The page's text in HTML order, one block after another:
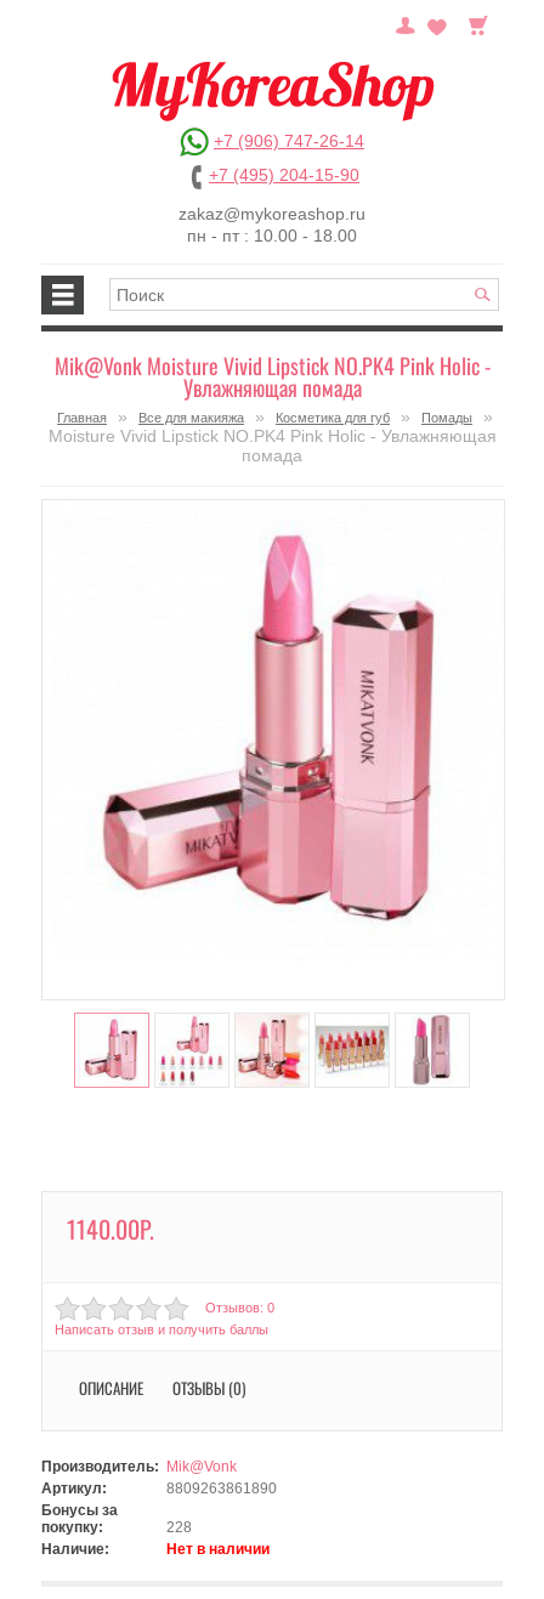
+7 (906) 747-26-14
+7 (495) 204-15-90
zakaz@mykoreashop.ru
пн - пт : 10.00 - 18.00
Mik@Vonk Moisture Vivid Lipstick NO.PK4 Pink Holic -
Увлажняющая помада
Главная » Все для макияжа » Косметика для губ » Помады
»
Moisture Vivid Lipstick NO.PK4 Pink Holic - Увлажняющая
помада
1140.00Р.
Отзывов: 0
Написать отзыв и получить баллы
ОПИСАНИЕ ОТЗЫВЫ (0)
Производитель:
Mik@Vonk
Артикул:
8809263861890
Бонусы за
покупку:
228
Наличие:
Нет в наличии